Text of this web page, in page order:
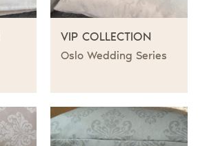
VIP COLLECTION
Oslo Wedding Series